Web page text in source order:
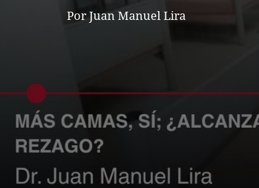
Por Juan Manuel Lira